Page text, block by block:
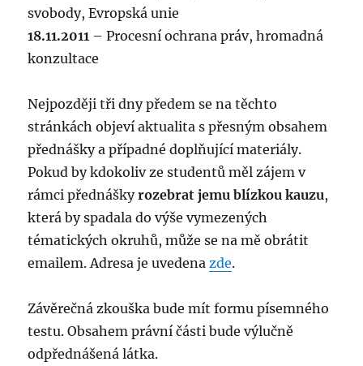
svobody, Evropská unie
18.11.2011 – Procesní ochrana práv, hromadná
konzultace
Nejpozději tři dny předem se na těchto
stránkách objeví aktualita s přesným obsahem
přednášky a případné doplňující materiály.
Pokud by kdokoliv ze studentů měl zájem v
rámci přednáškyrozebrat jemu blízkou kauzu,
která by spadala do výše vymezených
tématických okruhů, může se na mě obrátit
emailem. Adresa je uvedenazde.
Závěrečná zkouška bude mít formu písemného
testu. Obsahem právní části bude výlučně
odpřednášená látka.